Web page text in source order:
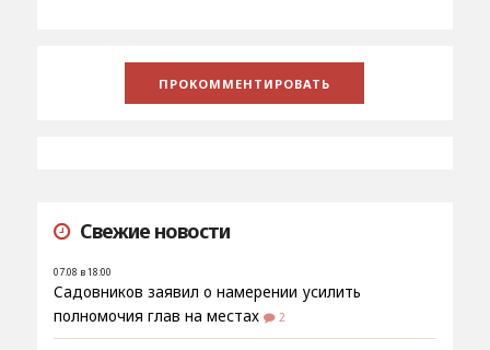
Свежие новости
07.08 в 18:00
Садовников заявил о намерении усилить
полномочия глав на местах
2